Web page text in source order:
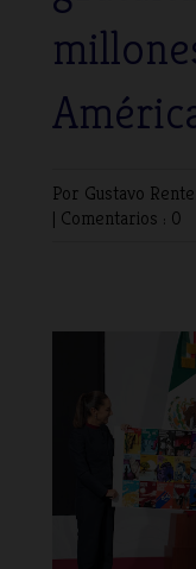
Por Gustavo
| Comentarios : 0